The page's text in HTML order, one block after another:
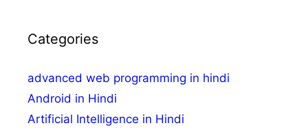
Categories
advanced web programming in hindi
Android in Hindi
Artificial Intelligence in Hindi